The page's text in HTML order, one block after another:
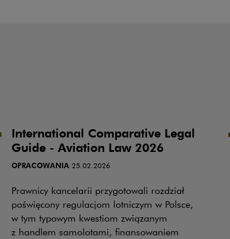
International Comparative Legal
Guide - Aviation Law 2026
OPRACOWANIA 25.02.2026
Prawnicy kancelarii przygotowali rozdział
poświęcony regulacjom lotniczym w Polsce,
w tym typowym kwestiom związanym
z handlem samolotami, finansowaniem